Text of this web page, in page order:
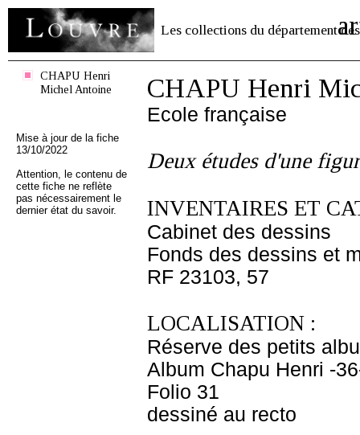
Les collections du département des
CHAPU Henri
Michel Antoine
Mise à jour de la fiche
13/10/2022
Attention, le contenu de
cette fiche ne reflète
pas nécessairement le
dernier état du savoir.
CHAPU Henri
Ecole française
Deux études d'une
INVENTAIRES ET
Cabinet des dessins
Fonds des dessins et
RF 23103, 57
LOCALISATION :
Réserve des petits
Album Chapu Henri -
Folio 31
dessiné au recto